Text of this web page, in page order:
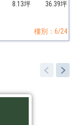
8.13坪 36.39坪
樓別：6/24